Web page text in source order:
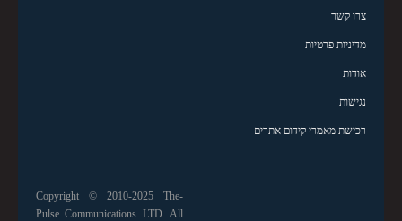
צרו קשר
מדיניות פרטיות
אודות
נגישות
רכישת מאמרי קידום אתרים
Copyright © 2010-2025 The-
Pulse Communications LTD. All